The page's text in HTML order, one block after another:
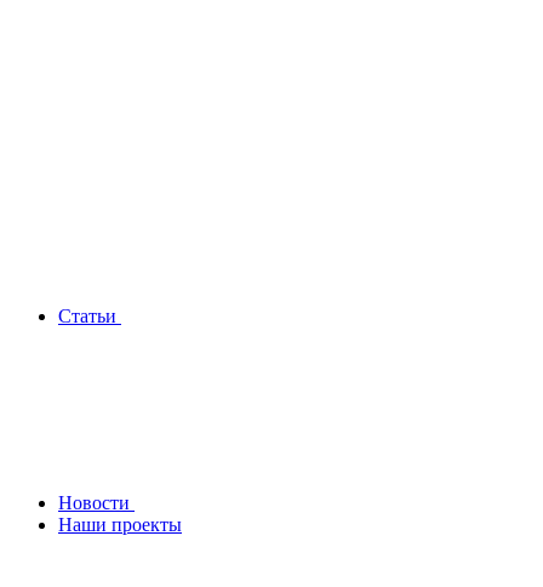
Статьи
Новости
Наши проекты